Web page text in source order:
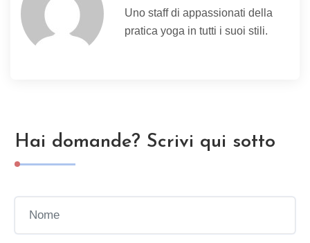
Uno staff di appassionati della
pratica yoga in tutti i suoi stili.
Hai domande? Scrivi qui sotto